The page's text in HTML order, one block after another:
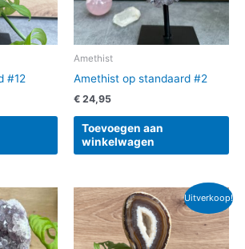
#12
Amethist
Amethist op standaard #2
€ 24,95
Toevoegen aan
winkelwagen
Uitverkoop!
Oorspronkelijke
prijs
was:
€ 29,95.
Huidige
prijs
is:
€ 27,50.